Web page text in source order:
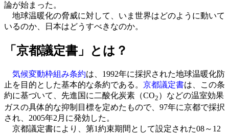
論が始まった。
地球温暖化の脅威に対して、いま世界はどのように動いて
いるのか、日本はどうすべきなのか。
「京都議定書」とは？
気候変動枠組み条約は、1992年に採択された地球温暖化防
止を目的とした基本的な条約である。 京都議定書は、この条
約に基づいて、先進国に二酸化炭素（CO2 ）などの温室効果
ガスの具体的な抑制目標を定めたもので、97年に京都で採択
され、2005年2月に発効した。
京都議定書により、第1約束期間として設定された08～12